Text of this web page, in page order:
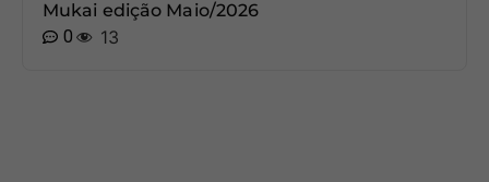
Mukai edição Maio/2026
0
13